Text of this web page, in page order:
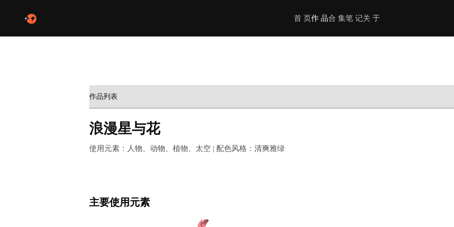
首 页作 品合 集笔 记关 于
作品列表
浪漫星与花
使用元素：人物、动物、植物、太空 | 配色风格：清爽雅绿
主要使用元素